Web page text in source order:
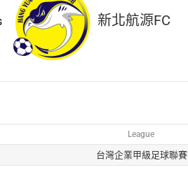
新北航源FC
League
台灣企業甲級足球聯賽